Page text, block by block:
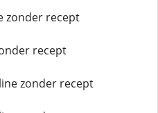
zonder recept
recept
zonder recept